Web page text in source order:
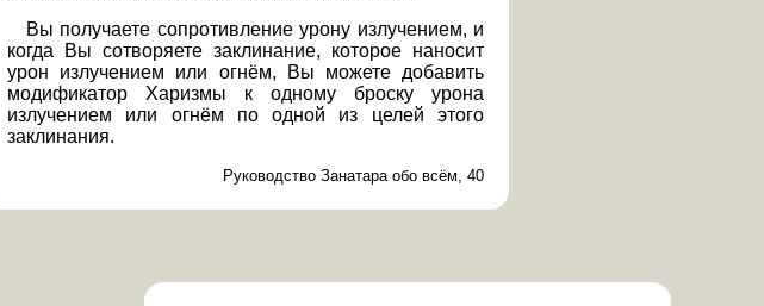
Вы получаете сопротивление урону излучением, и
когда Вы сотворяете заклинание, которое наносит
урон излучением или огнём, Вы можете добавить
модификатор Харизмы к одному броску урона
излучением или огнём по одной из целей этого
заклинания.
Руководство Занатара обо всём, 40